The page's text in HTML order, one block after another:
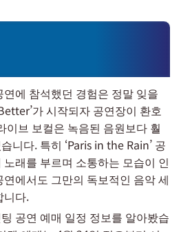
에 참석했던 경험은 정말 잊을
가 시작되자 공연장이 환호
이브 보컬은 녹음된 음원보다 훨
니다. 특히 ‘Paris in the Rain’ 공
래를 부르며 소통하는 모습이 인
에서도 그만의 독보적인 음악 세
니다.
공연 예매 일정 정보를 알아봤습